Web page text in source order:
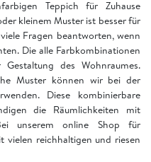
Teppich für Zuhause
kleinem Muster ist besser für
Fragen beantworten, wenn
Die alle Farbkombinationen
des Wohnraumes.
Muster können wir bei der
Diese kombinierbare
die Räumlichkeiten mit
unserem online Shop für
vielen reichhaltigen und riesen